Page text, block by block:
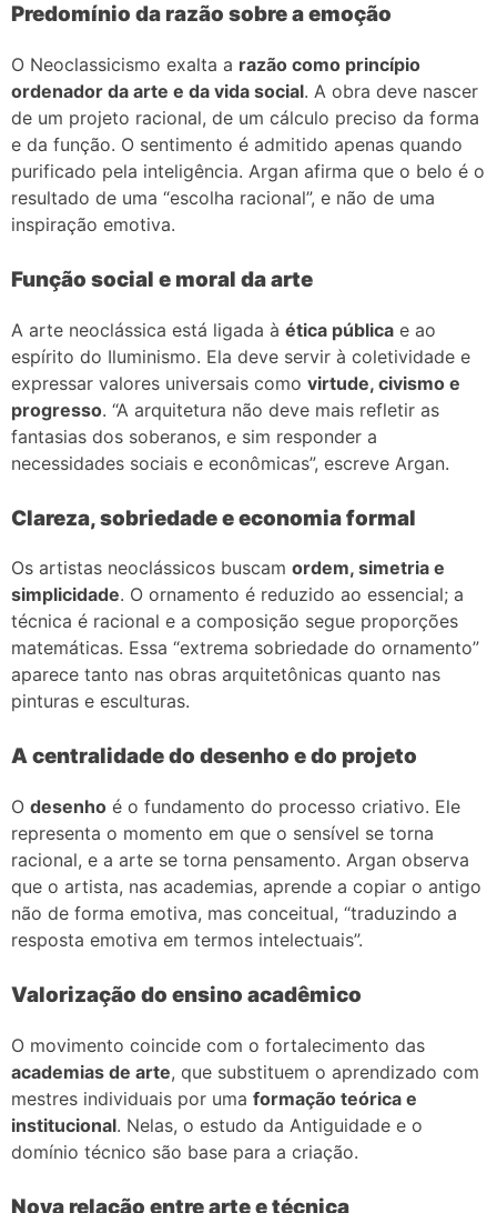
Predomínio da razão sobre a emoção
O Neoclassicismo exalta a razão como princípio
ordenador da arte e da vida social. A obra deve nascer
de um projeto racional, de um cálculo preciso da forma
e da função. O sentimento é admitido apenas quando
purificado pela inteligência. Argan afirma que o belo é o
resultado de uma “escolha racional”, e não de uma
inspiração emotiva.
Função social e moral da arte
A arte neoclássica está ligada à ética pública e ao
espírito do Iluminismo. Ela deve servir à coletividade e
expressar valores universais como virtude, civismo e
progresso. “A arquitetura não deve mais refletir as
fantasias dos soberanos, e sim responder a
necessidades sociais e econômicas”, escreve Argan.
Clareza, sobriedade e economia formal
Os artistas neoclássicos buscam ordem, simetria e
simplicidade. O ornamento é reduzido ao essencial; a
técnica é racional e a composição segue proporções
matemáticas. Essa “extrema sobriedade do ornamento”
aparece tanto nas obras arquitetônicas quanto nas
pinturas e esculturas.
A centralidade do desenho e do projeto
O desenho é o fundamento do processo criativo. Ele
representa o momento em que o sensível se torna
racional, e a arte se torna pensamento. Argan observa
que o artista, nas academias, aprende a copiar o antigo
não de forma emotiva, mas conceitual, “traduzindo a
resposta emotiva em termos intelectuais”.
Valorização do ensino acadêmico
O movimento coincide com o fortalecimento das
academias de arte, que substituem o aprendizado com
mestres individuais por uma formação teórica e
institucional. Nelas, o estudo da Antiguidade e o
domínio técnico são base para a criação.
Nova relação entre arte e técnica